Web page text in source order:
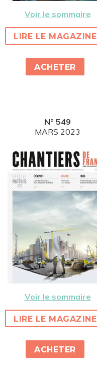
Voir le sommaire
LIRE LE MAGAZINE
ACHETER
N° 549
MARS 2023
Voir le sommaire
LIRE LE MAGAZINE
ACHETER